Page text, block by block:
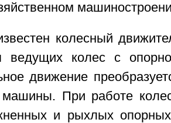
колесный
ведущих колес с
движение
При работе
и рыхлых